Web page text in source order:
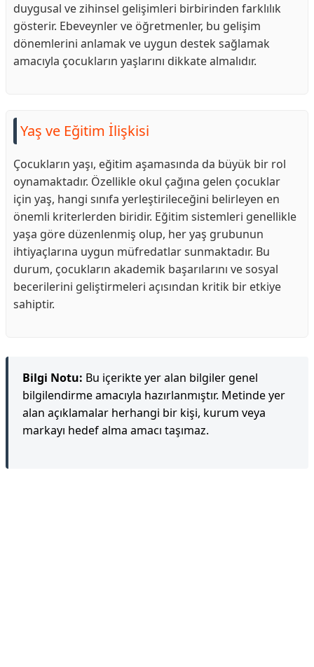
duygusal ve zihinsel gelişimleri birbirinden farklılık
gösterir. Ebeveynler ve öğretmenler, bu gelişim
dönemlerini anlamak ve uygun destek sağlamak
amacıyla çocukların yaşlarını dikkate almalıdır.
Yaş ve Eğitim İlişkisi
Çocukların yaşı, eğitim aşamasında da büyük bir rol
oynamaktadır. Özellikle okul çağına gelen çocuklar
için yaş, hangi sınıfa yerleştirileceğini belirleyen en
önemli kriterlerden biridir. Eğitim sistemleri genellikle
yaşa göre düzenlenmiş olup, her yaş grubunun
ihtiyaçlarına uygun müfredatlar sunmaktadır. Bu
durum, çocukların akademik başarılarını ve sosyal
becerilerini geliştirmeleri açısından kritik bir etkiye
sahiptir.
Bilgi Notu: Bu içerikte yer alan bilgiler genel
bilgilendirme amacıyla hazırlanmıştır. Metinde yer
alan açıklamalar herhangi bir kişi, kurum veya
markayı hedef alma amacı taşımaz.